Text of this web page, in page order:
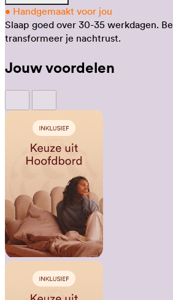
• Handgemaakt voor jou
Slaap goed over 30-35 werkdagen.
transformeer je nachtrust.
Jouw voordelen